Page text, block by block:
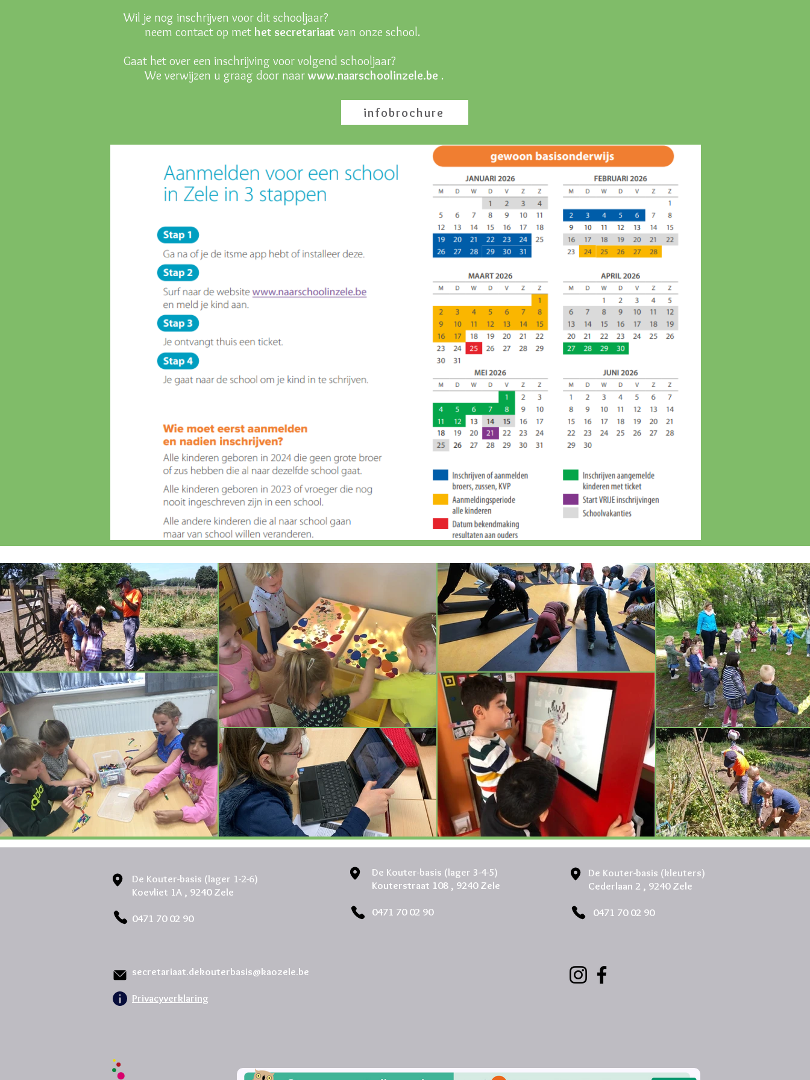
Wil je nog inschrijven voor dit schooljaar?
neem contact op met het secretariaat van onze school.
Gaat het over een inschrijving voor volgend schooljaar?
We verwijzen u graag door naarwww.naarschoolinzele.be .
infobrochure
De Kouter-basis (lager 1-2-6)
Koevliet 1A , 9240 Zele
0471 70 02 90
secretariaat.dekouterbasis@kaozele.be
Privacyverklaring
De Kouter-basis (lager 3-4-5)
Kouterstraat 108 , 9240 Zele
0471 70 02 90
De Kouter-basis (kleuters)
Cederlaan 2 , 9240 Zele
0471 70 02 90